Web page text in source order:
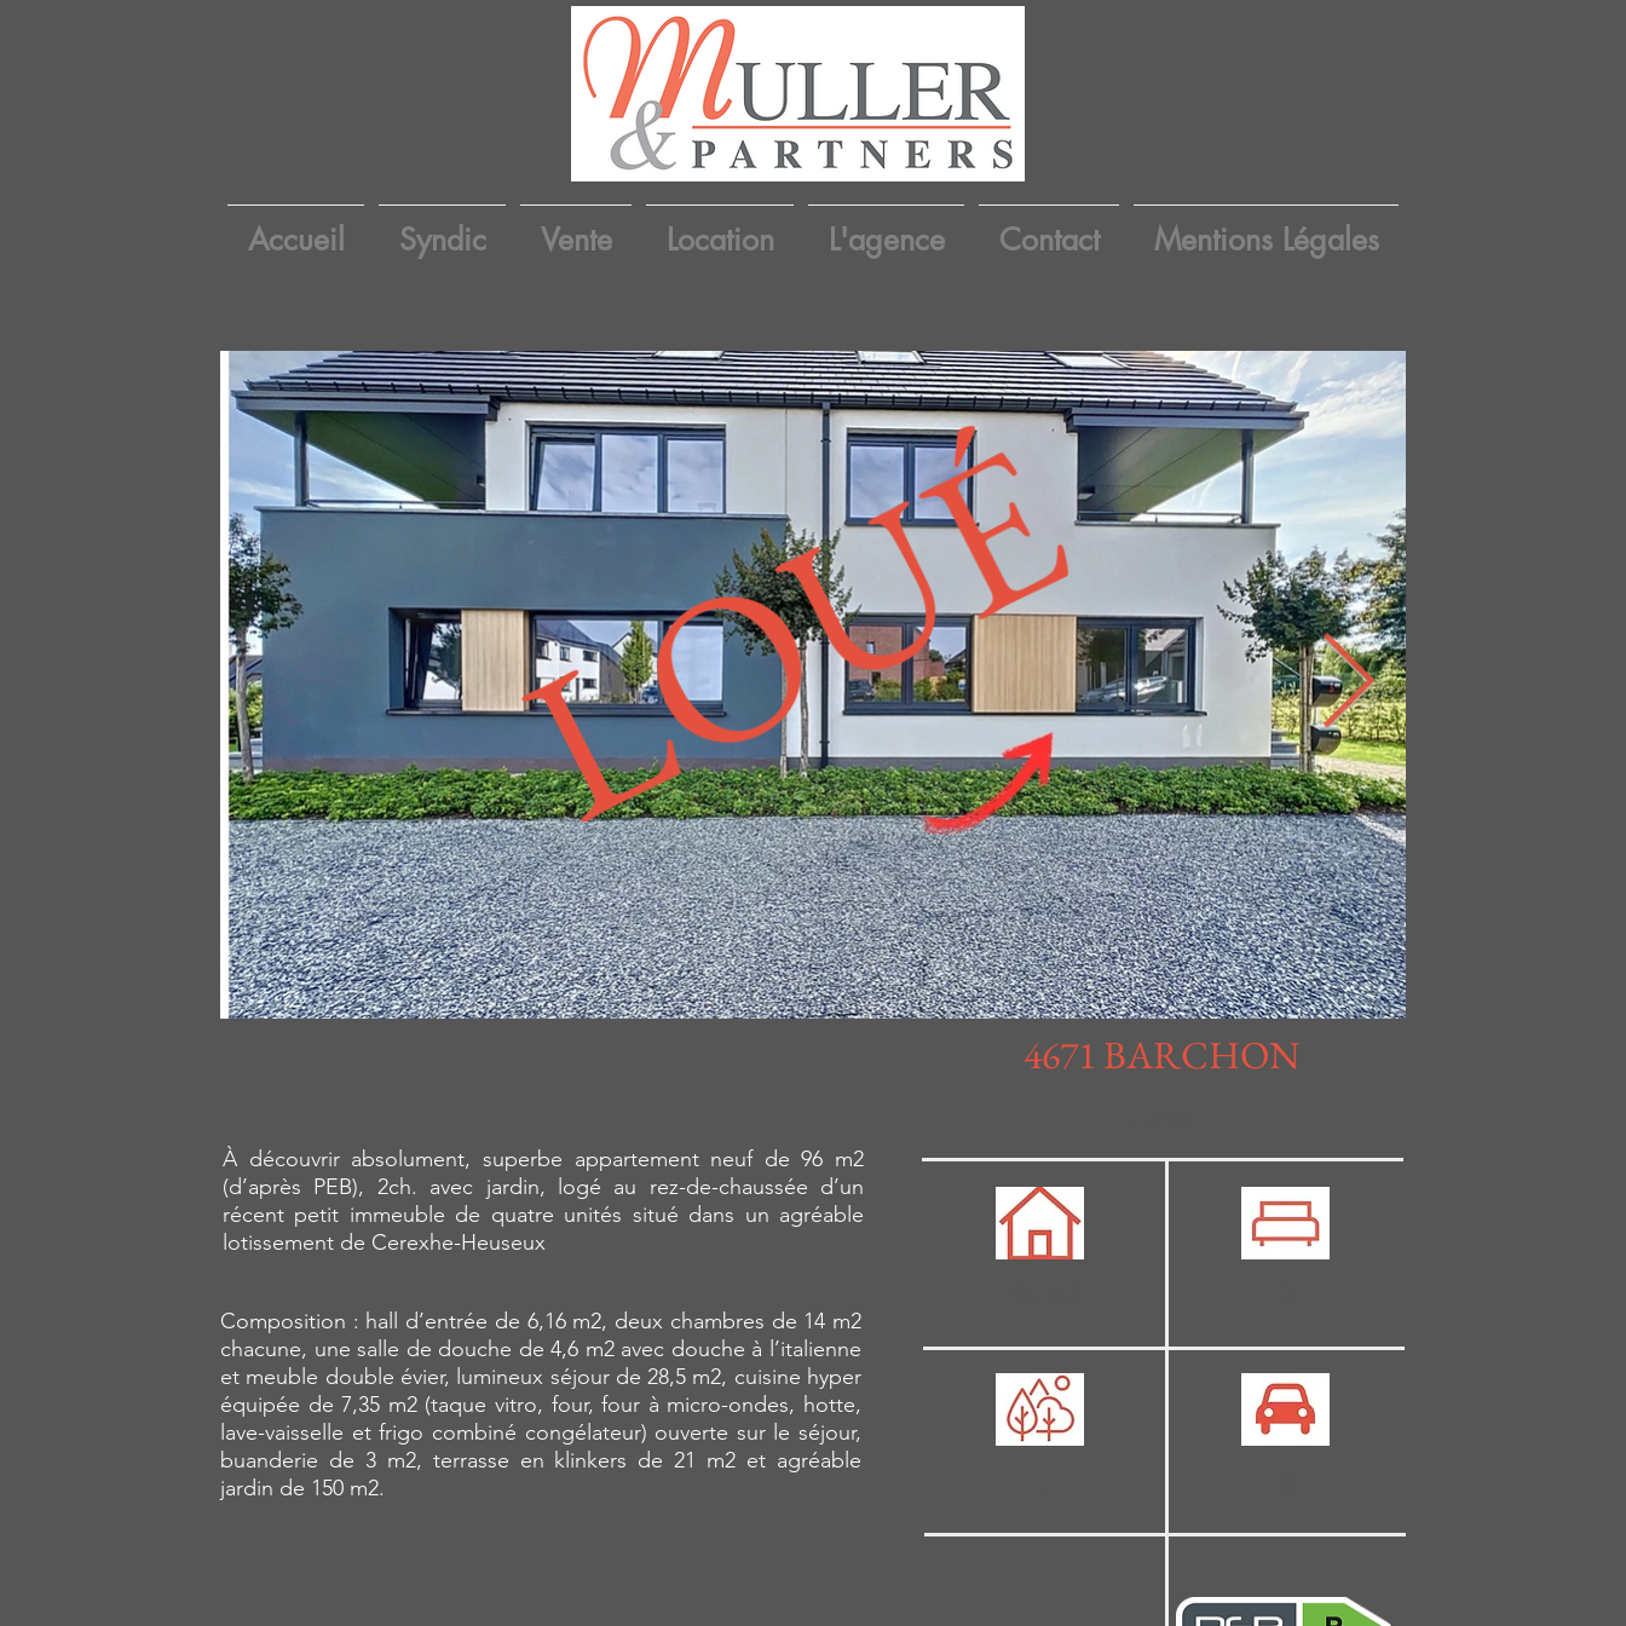
Accueil Syndic Vente Location L'agence Contact Mentions Légales
LOUÉ
À découvrir absolument, superbe appartement neuf de 96 m2
(d’après PEB), 2ch. avec jardin, logé au rez-de-chaussée d’un
récent petit immeuble de quatre unités situé dans un agréable
lotissement de Cerexhe-Heuseux
Composition : hall d’entrée de 6,16 m2, deux chambres de 14 m2
chacune, une salle de douche de 4,6 m2 avec douche à l’italienne
et meuble double évier, lumineux séjour de 28,5 m2, cuisine hyper
équipée de 7,35 m2 (taque vitro, four, four à micro-ondes, hotte,
lave-vaisselle et frigo combiné congélateur) ouverte sur le séjour,
buanderie de 3 m2, terrasse en klinkers de 21 m2 et agréable
jardin de 150 m2.
4671 BARCHON